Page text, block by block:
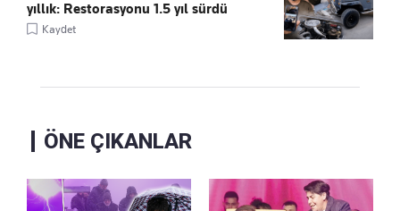
yıllık: Restorasyonu 1.5 yıl sürdü
Kaydet
ÖNE ÇIKANLAR